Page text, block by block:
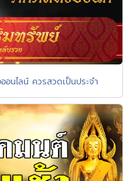
นไลน์ ควรสวดเป็นประจำ